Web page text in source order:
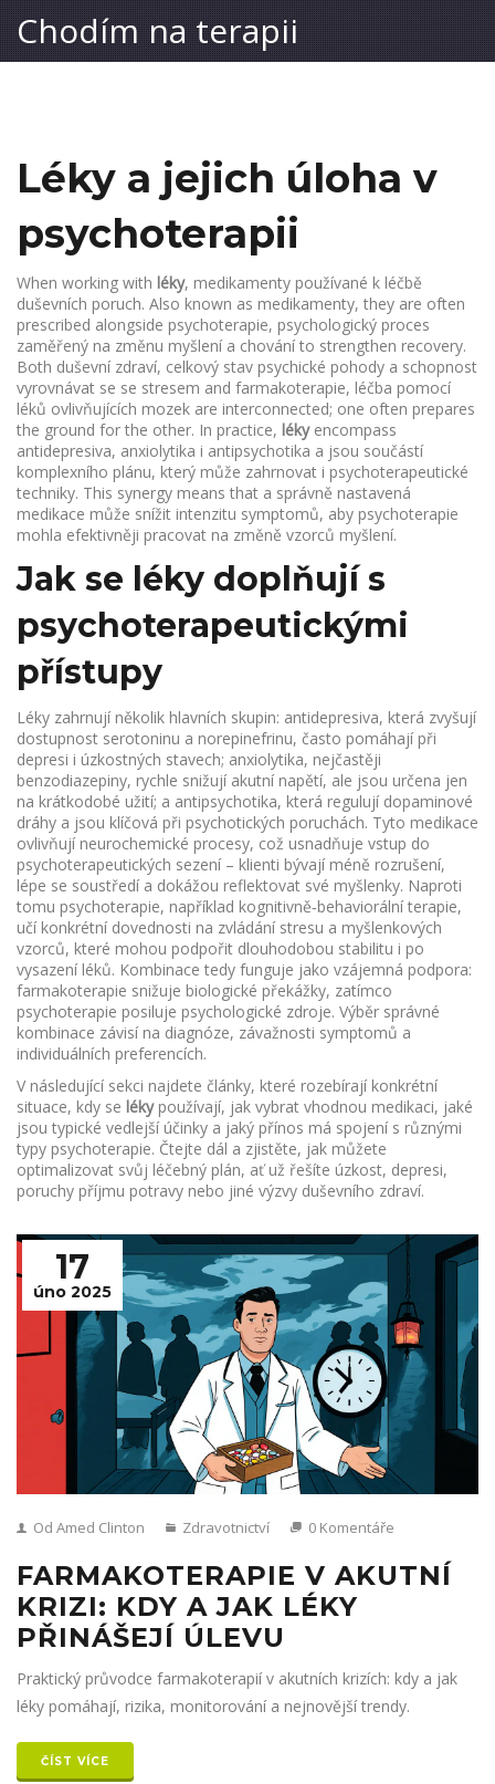
Chodím na terapii
Léky a jejich úloha v
psychoterapii
When working with léky, medikamenty používané k léčbě
duševních poruch. Also known as medikamenty, they are often
prescribed alongside psychoterapie, psychologický proces
zaměřený na změnu myšlení a chování to strengthen recovery.
Both duševní zdraví, celkový stav psychické pohody a schopnost
vyrovnávat se se stresem and farmakoterapie, léčba pomocí
léků ovlivňujících mozek are interconnected; one often prepares
the ground for the other. In practice, lékyencompass
antidepresiva, anxiolytika i antipsychotika a jsou součástí
komplexního plánu, který může zahrnovat i psychoterapeutické
techniky. This synergy means that a správně nastavená
medikace může snížit intenzitu symptomů, aby psychoterapie
mohla efektivněji pracovat na změně vzorců myšlení.
Jak se léky doplňují s
psychoterapeutickými
přístupy
Léky zahrnují několik hlavních skupin: antidepresiva, která zvyšují
dostupnost serotoninu a norepinefrinu, často pomáhají při
depresi i úzkostných stavech; anxiolytika, nejčastěji
benzodiazepiny, rychle snižují akutní napětí, ale jsou určena jen
na krátkodobé užití; a antipsychotika, která regulují dopaminové
dráhy a jsou klíčová při psychotických poruchách. Tyto medikace
ovlivňují neurochemické procesy, což usnadňuje vstup do
psychoterapeutických sezení – klienti bývají méně rozrušení,
lépe se soustředí a dokážou reflektovat své myšlenky. Naproti
tomu psychoterapie, například kognitivně‑behaviorální terapie,
učí konkrétní dovednosti na zvládání stresu a myšlenkových
vzorců, které mohou podpořit dlouhodobou stabilitu i po
vysazení léků. Kombinace tedy funguje jako vzájemná podpora:
farmakoterapie snižuje biologické překážky, zatímco
psychoterapie posiluje psychologické zdroje. Výběr správné
kombinace závisí na diagnóze, závažnosti symptomů a
individuálních preferencích.
V následující sekci najdete články, které rozebírají konkrétní
situace, kdy se lékypoužívají, jak vybrat vhodnou medikaci, jaké
jsou typické vedlejší účinky a jaký přínos má spojení s různými
typy psychoterapie. Čtejte dál a zjistěte, jak můžete
optimalizovat svůj léčebný plán, ať už řešíte úzkost, depresi,
poruchy příjmu potravy nebo jiné výzvy duševního zdraví.
17
úno 2025
Od Amed Clinton Zdravotnictví 0 Komentáře
FARMAKOTERAPIE V AKUTNÍ
KRIZI: KDY A JAK LÉKY
PŘINÁŠEJÍ ÚLEVU
Praktický průvodce farmakoterapií v akutních krizích: kdy a jak
léky pomáhají, rizika, monitorování a nejnovější trendy.
ČÍST VÍCE